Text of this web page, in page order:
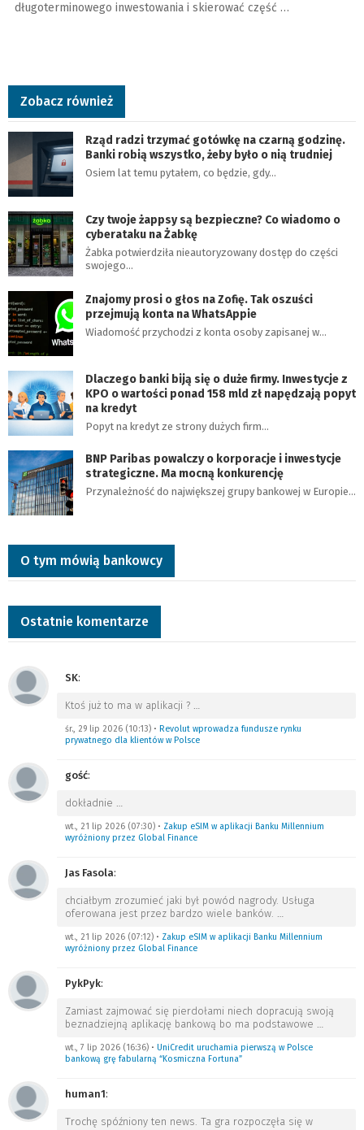
długoterminowego inwestowania i skierować część …
Zobacz również
Rząd radzi trzymać gotówkę na czarną godzinę.
Banki robią wszystko, żeby było o nią trudniej
Osiem lat temu pytałem, co będzie, gdy…
Czy twoje żappsy są bezpieczne? Co wiadomo o
cyberataku na Żabkę
Żabka potwierdziła nieautoryzowany dostęp do części
swojego…
Znajomy prosi o głos na Zofię. Tak oszuści
przejmują konta na WhatsAppie
Wiadomość przychodzi z konta osoby zapisanej w…
Dlaczego banki biją się o duże firmy. Inwestycje z
KPO o wartości ponad 158 mld zł napędzają popyt
na kredyt
Popyt na kredyt ze strony dużych firm…
BNP Paribas powalczy o korporacje i inwestycje
strategiczne. Ma mocną konkurencję
Przynależność do największej grupy bankowej w Europie…
O tym mówią bankowcy
Ostatnie komentarze
SK:
Ktoś już to ma w aplikacji ? …
śr., 29 lip 2026 (10:13) • Revolut wprowadza fundusze rynku
prywatnego dla klientów w Polsce
gość:
dokładnie …
wt., 21 lip 2026 (07:30) • Zakup eSIM w aplikacji Banku Millennium
wyróżniony przez Global Finance
Jas Fasola:
chciałbym zrozumieć jaki był powód nagrody. Usługa
oferowana jest przez bardzo wiele banków. …
wt., 21 lip 2026 (07:12) • Zakup eSIM w aplikacji Banku Millennium
wyróżniony przez Global Finance
PykPyk:
Zamiast zajmować się pierdołami niech dopracują swoją
beznadziejną aplikację bankową bo ma podstawowe …
wt., 7 lip 2026 (16:36) • UniCredit uruchamia pierwszą w Polsce
bankową grę fabularną “Kosmiczna Fortuna”
human1:
Trochę spóźniony ten news. Ta gra rozpoczęła się w